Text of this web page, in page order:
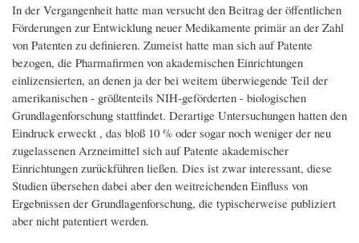
In der Vergangenheit hatte man versucht den Beitrag der öffentlichen
Förderungen zur Entwicklung neuer Medikamente primär an der Zahl
von Patenten zu definieren. Zumeist hatte man sich auf Patente
bezogen, die Pharmafirmen von akademischen Einrichtungen
einlizensierten, an denen ja der bei weitem überwiegende Teil der
amerikanischen - größtenteils NIH-geförderten - biologischen
Grundlagenforschung stattfindet. Derartige Untersuchungen hatten den
Eindruck erweckt , das bloß 10 % oder sogar noch weniger der neu
zugelassenen Arzneimittel sich auf Patente akademischer
Einrichtungen zurückführen ließen. Dies ist zwar interessant, diese
Studien übersehen dabei aber den weitreichenden Einfluss von
Ergebnissen der Grundlagenforschung, die typischerweise publiziert
aber nicht patentiert werden.